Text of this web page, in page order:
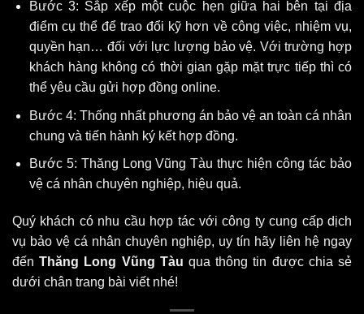
Bước 3: Sắp xếp một cuộc hẹn giữa hai bên tại địa
điểm cụ thể để trao đổi kỹ hơn về công việc, nhiệm vụ,
quyền hạn… đối với lực lượng bảo vệ. Với trường hợp
khách hàng không có thời gian gặp mặt trực tiếp thì có
thể yêu cầu gửi hợp đồng online.
Bước 4: Thống nhất phương án bảo vệ an toàn cá nhân
chung và tiến hành ký kết hợp đồng.
Bước 5: Thăng Long Vũng Tàu thực hiện công tác bảo
vệ cá nhân chuyên nghiệp, hiệu quả.
Quý khách có nhu cầu hợp tác với công ty cung cấp dịch
vụ bảo vệ cá nhân chuyên nghiệp, uy tín hãy liên hệ ngay
đếnThăng Long Vũng Tàu qua thông tin được chia sẻ
dưới chân trang bài viết nhé!